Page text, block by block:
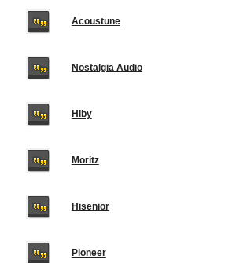
Acoustune
Nostalgia Audio
Hiby
Moritz
Hisenior
Pioneer